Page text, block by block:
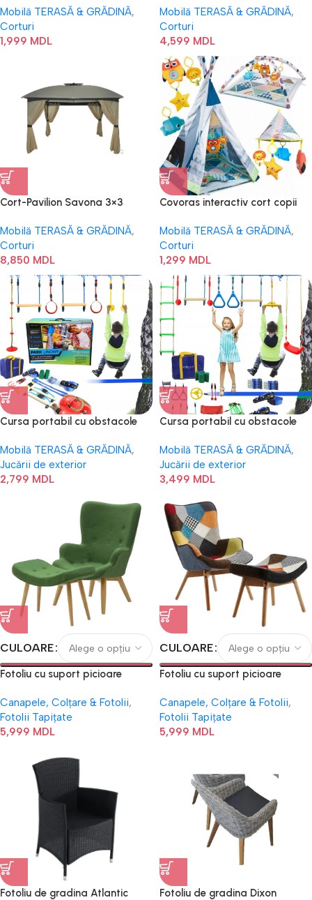
Mobilă TERASĂ & GRĂDINĂ,
Corturi
1,999 MDL
Mobilă TERASĂ & GRĂDINĂ,
Corturi
4,599 MDL
Cort-Pavilion Savona 3×3
Mobilă TERASĂ & GRĂDINĂ,
Corturi
8,850 MDL
Covoras interactiv cort copii
Mobilă TERASĂ & GRĂDINĂ,
Corturi
1,299 MDL
Cursa portabil cu obstacole
Mobilă TERASĂ & GRĂDINĂ,
Jucării de exterior
2,799 MDL
Cursa portabil cu obstacole
balansoar)
Mobilă TERASĂ & GRĂDINĂ,
Jucării de exterior
3,499 MDL
CULOARE
Fotoliu cu suport picioare
Canapele, Colțare & Fotolii,
Fotolii Tapițate
5,999 MDL
CULOARE
Fotoliu cu suport picioare
Canapele, Colțare & Fotolii,
Fotolii Tapițate
5,999 MDL
Fotoliu de gradina Atlantic Fotoliu de gradina Dixon